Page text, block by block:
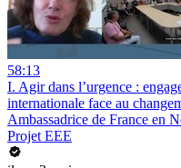
58:13
I. Agir dans l’urgence :
internationale face au
Ambassadrice de France en
Projet EEE